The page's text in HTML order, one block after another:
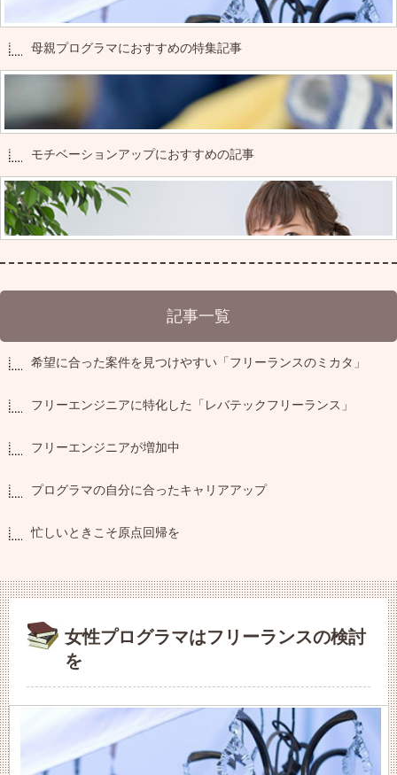
母親プログラマにおすすめの特集記事
モチベーションアップにおすすめの記事
記事一覧
希望に合った案件を見つけやすい「フリーランスのミカタ」
フリーエンジニアに特化した「レバテックフリーランス」
フリーエンジニアが増加中
プログラマの自分に合ったキャリアアップ
忙しいときこそ原点回帰を
女性プログラマはフリーランスの検討
を